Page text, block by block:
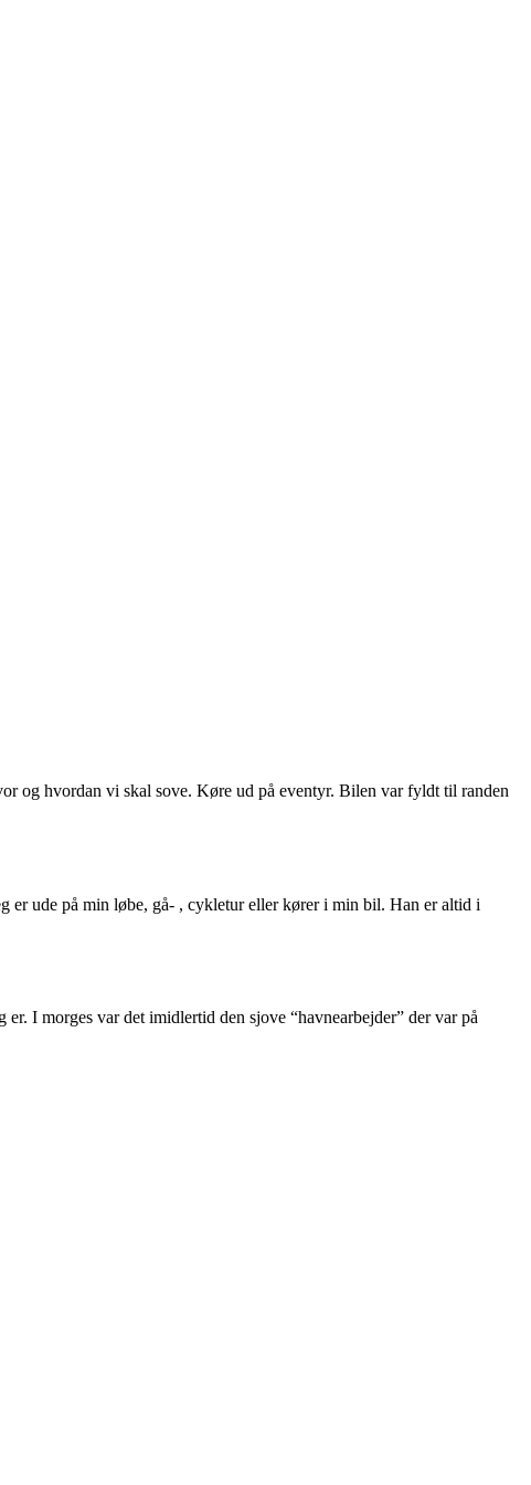
og hvordan vi skal sove. Køre ud på eventyr. Bilen var fyldt til randen
er ude på min løbe, gå- , cykletur eller kører i min bil. Han er altid i
I morges var det imidlertid den sjove “havnearbejder” der var på